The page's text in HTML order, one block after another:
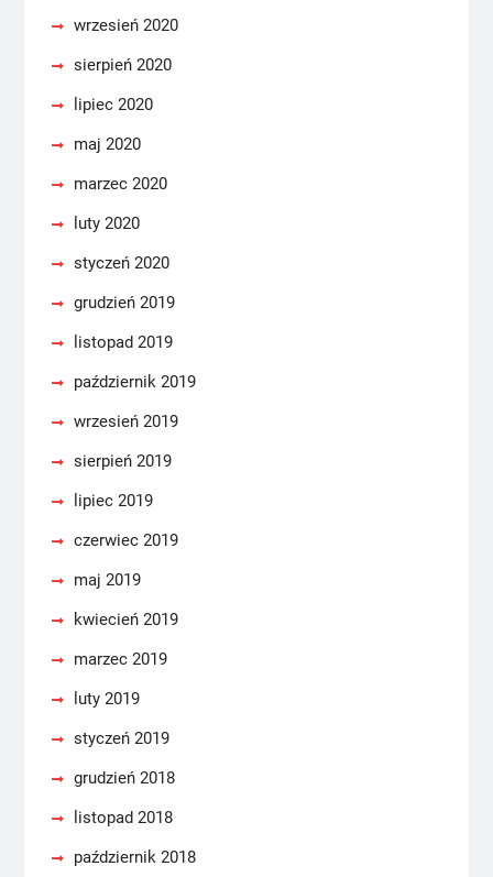
wrzesień 2020
sierpień 2020
lipiec 2020
maj 2020
marzec 2020
luty 2020
styczeń 2020
grudzień 2019
listopad 2019
październik 2019
wrzesień 2019
sierpień 2019
lipiec 2019
czerwiec 2019
maj 2019
kwiecień 2019
marzec 2019
luty 2019
styczeń 2019
grudzień 2018
listopad 2018
październik 2018